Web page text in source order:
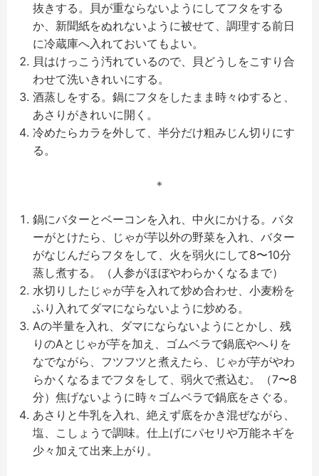
抜きする。貝が重ならないようにしてフタをする
か、新聞紙をぬれないように被せて、調理する前日
に冷蔵庫へ入れておいてもよい。
貝はけっこう汚れているので、貝どうしをこすり合
わせて洗いきれいにする。
酒蒸しをする。鍋にフタをしたまま時々ゆすると、
あさりがきれいに開く。
冷めたらカラを外して、半分だけ粗みじん切りにす
る。
＊
鍋にバターとベーコンを入れ、中火にかける。バタ
ーがとけたら、じゃが芋以外の野菜を入れ、バター
がなじんだらフタをして、火を弱火にして8〜10分
蒸し煮する。（人参がほぼやわらかくなるまで）
水切りしたじゃが芋を入れて炒め合わせ、小麦粉を
ふり入れてダマにならないように炒める。
Aの半量を入れ、ダマにならないようにとかし、残
りのAとじゃが芋を加え、ゴムベラで鍋底やへりを
なでながら、フツフツと煮えたら、じゃが芋がやわ
らかくなるまでフタをして、弱火で煮込む。（7〜8
分）焦げないように時々ゴムベラで鍋底をさぐる。
あさりと牛乳を入れ、絶えず底をかき混ぜながら、
塩、こしょうで調味。仕上げにパセリや万能ネギを
少々加えて出来上がり。